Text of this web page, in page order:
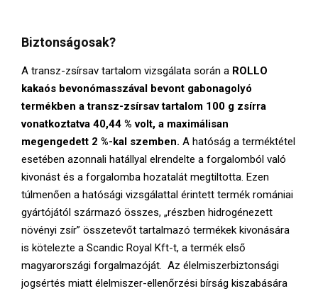
Biztonságosak?
A transz-zsírsav tartalom vizsgálata során a ROLLO
kakaós bevonómasszával bevont gabonagolyó
termékben a transz-zsírsav tartalom 100 g zsírra
vonatkoztatva 40,44 % volt, a maximálisan
megengedett 2 %-kal szemben. A hatóság a terméktétel
esetében azonnali hatállyal elrendelte a forgalomból való
kivonást és a forgalomba hozatalát megtiltotta. Ezen
túlmenően a hatósági vizsgálattal érintett termék romániai
gyártójától származó összes, „részben hidrogénezett
növényi zsír” összetevőt tartalmazó termékek kivonására
is kötelezte a Scandic Royal Kft-t, a termék első
magyarországi forgalmazóját. Az élelmiszerbiztonsági
jogsértés miatt élelmiszer-ellenőrzési bírság kiszabására